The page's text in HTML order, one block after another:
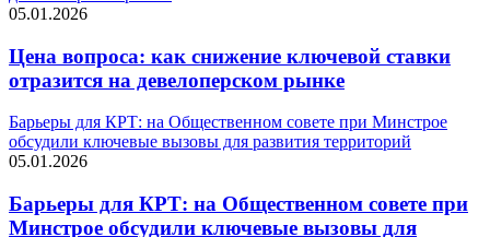
05.01.2026
Цена вопроса: как снижение ключевой ставки
отразится на девелоперском рынке
Барьеры для КРТ: на Общественном совете при Минстрое
обсудили ключевые вызовы для развития территорий
05.01.2026
Барьеры для КРТ: на Общественном совете при
Минстрое обсудили ключевые вызовы для